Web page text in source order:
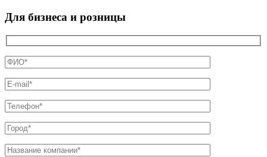
Для бизнеса и розницы